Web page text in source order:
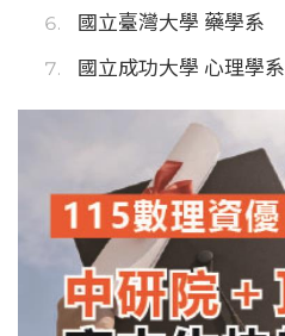
國立臺灣大學 藥學系
國立成功大學 心理學系